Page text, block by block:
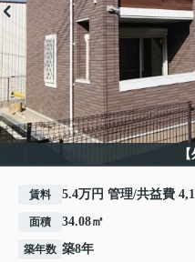
賃料 5.4万円 管理/共益費
面積 34.08㎡
築年数 築8年